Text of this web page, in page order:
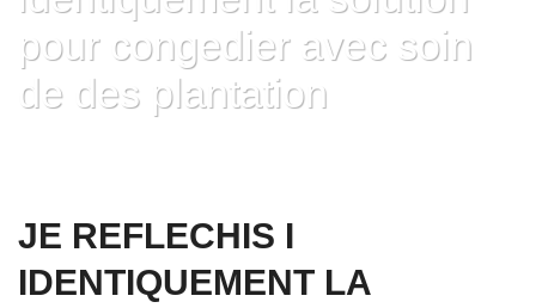
pour congedier avec soin
de des plantation
JE REFLECHIS I
IDENTIQUEMENT LA